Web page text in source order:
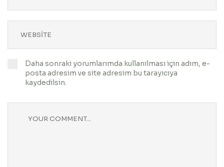
Daha sonraki yorumlarımda kullanılması için adım, e-
posta adresim ve site adresim bu tarayıcıya
kaydedilsin.